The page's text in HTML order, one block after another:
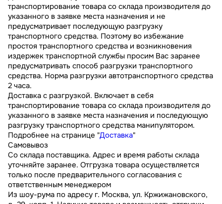
транспортирование товара со склада производителя до
указанного в заявке места назначения и не
предусматривает последующую разгрузку
транспортного средства. Поэтому во избежание
простоя транспортного средства и возникновения
издержек транспортной службы просим Вас заранее
предусматривать способ разгрузки транспортного
средства. Норма разгрузки автотранспортного средства
2 часа.
Доставка с разгрузкой. Включает в себя
транспортирование товара со склада производителя до
указанного в заявке места назначения и последующую
разгрузку транспортного средства манипулятором.
Подробнее на странице "Доставка"
Самовывоз
Со склада поставщика. Адрес и время работы склада
уточняйте заранее. Отгрузка товара осуществляется
только после предварительного согласования с
ответственным менеджером
Из шоу-рума по адресу г. Москва, ул. Кржижановского,